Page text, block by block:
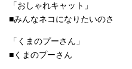
「おしゃれキャット」
■みんなネコになりたいのさ
「くまのプーさん」
■くまのプーさん